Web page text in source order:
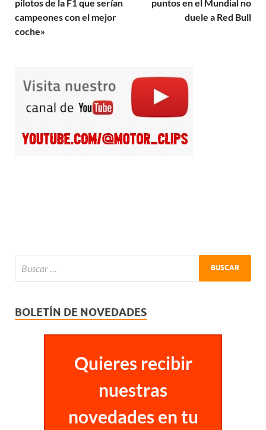
pilotos de la F1 que serían
campeones con el mejor
coche»
puntos en el Mundial no
duele a Red Bull
BOLETÍN DE NOVEDADES
Quieres recibir
nuestras
novedades en tu